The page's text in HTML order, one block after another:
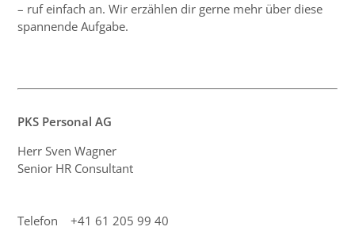
– ruf einfach an. Wir erzählen dir gerne mehr über diese
spannende Aufgabe.
PKS Personal AG
Herr Sven Wagner
Senior HR Consultant
Telefon +41 61 205 99 40